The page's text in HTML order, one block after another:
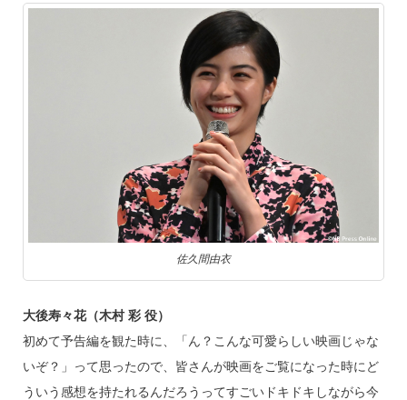
佐久間由衣
大後寿々花（木村 彩 役）
初めて予告編を観た時に、「ん？こんな可愛らしい映画じゃな
いぞ？」って思ったので、皆さんが映画をご覧になった時にど
ういう感想を持たれるんだろうってすごいドキドキしながら今